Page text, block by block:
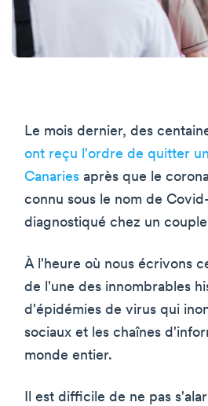
Le mois dernier, des
ont reçu l'ordre de quitter
Canaries après que le
connu sous le nom de
diagnostiqué chez un
À l'heure où nous écrivons
de l'une des innombrables
d'épidémies de virus qui
sociaux et les chaînes
monde entier.
Il est difficile de ne pas